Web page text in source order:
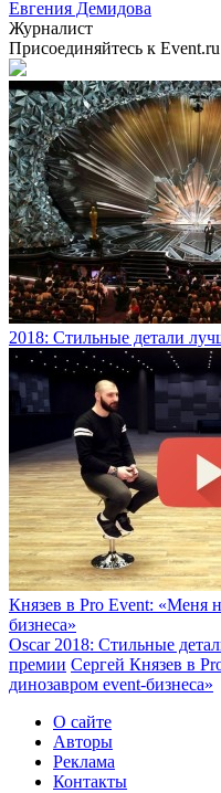
Евгения Демидова
Журналист
Присоединяйтесь к Event.ru
2018: Стильные детали
Князев в Pro Event: «Меня
бизнеса»
Oscar 2018: Стильные
премии Сергей Князев в
динозавром event-бизнеса»
О сайте
Авторы
Реклама
Контакты